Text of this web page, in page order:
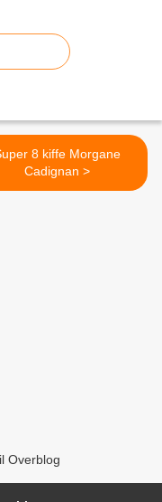
8 kiffe Morgane
Cadignan >
Overblog